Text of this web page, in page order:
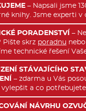
– Napsali jsme
knihy. Jsme experti v
PORADENSTVÍ –
Pište skrz poradnu
technické řešení
STÁVAJÍCÍHO
– zdarma u Vás
a co potřebujete.
NÁVRHU